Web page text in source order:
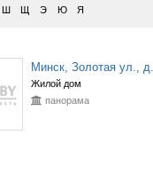
Ш Щ Э Ю Я
Минск, Золотая ул.,
Жилой дом
панорама